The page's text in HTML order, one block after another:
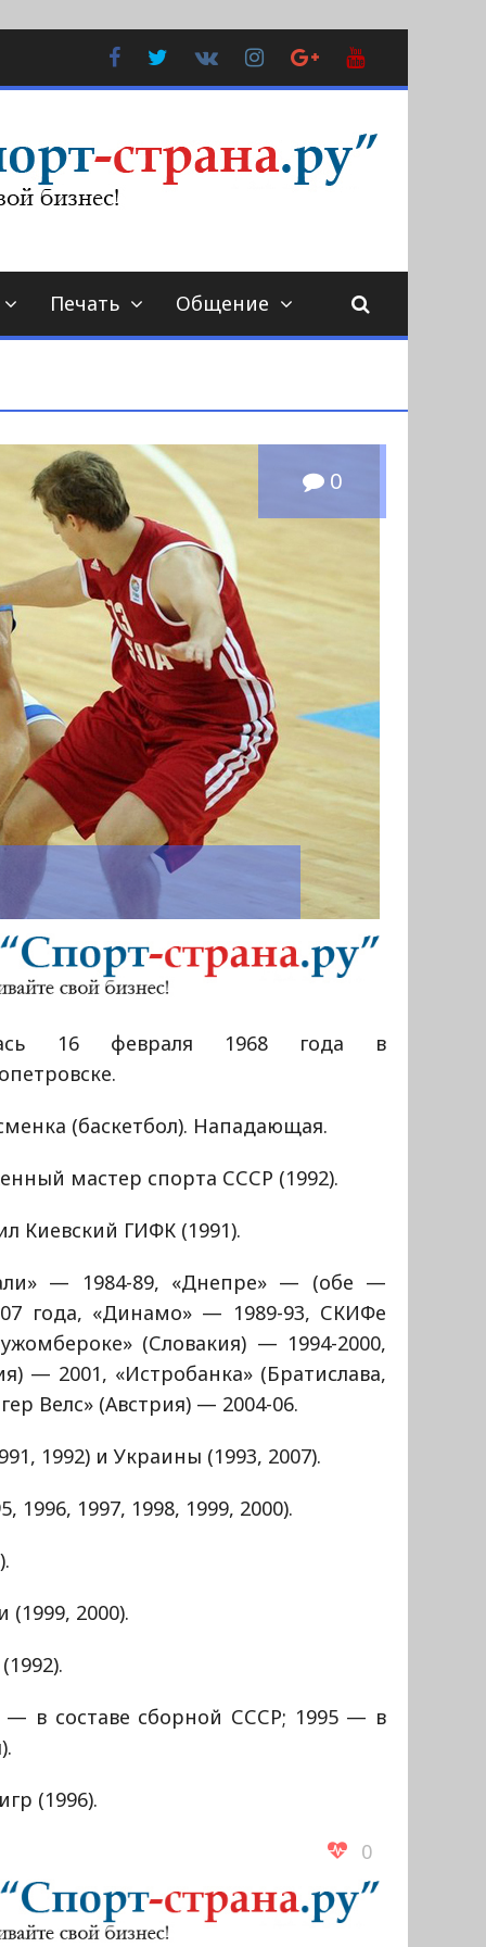
FacebookTwitter
Контакте
Instagram
Google
Plus
Печать Общение
0
16 февраля 1968 года в
(баскетбол). Нападающая.
мастер спорта СССР (1992).
Киевский ГИФК (1991).
— 1984-89, «Днепре» — (обе —
года, «Динамо» — 1989-93, СКИФе
(Словакия) — 1994-2000,
— 2001, «Истробанка» (Братислава,
Велс» (Австрия) — 2004-06.
1992) и Украины (1993, 2007).
1997, 1998, 1999, 2000).
2000).
в составе сборной СССР; 1995 — в
(1996).
0